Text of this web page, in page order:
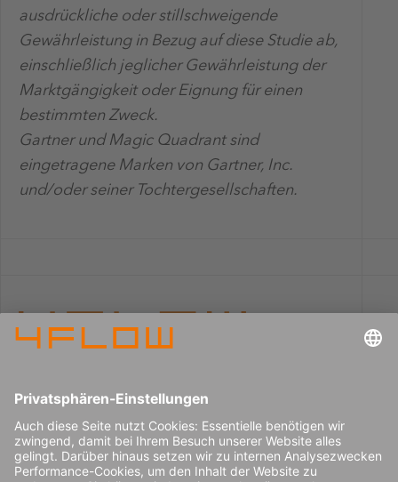
ausdrückliche oder stillschweigende
Gewährleistung in Bezug auf diese Studie ab,
einschließlich jeglicher Gewährleistung der
Marktgängigkeit oder Eignung für einen
bestimmten Zweck.
Gartner und Magic Quadrant sind
eingetragene Marken von Gartner, Inc.
und/oder seiner Tochtergesellschaften.
Datenschutz
Kontakt
Pressecenter
© 2026 4flow SE